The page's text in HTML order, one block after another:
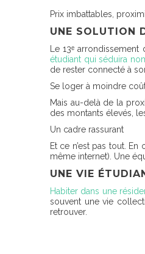
Prix imbattables,
UNE SOLUTION
Le 13ᵉ
étudiant qui séduira
de rester connecté à
Se loger à moindre
Mais au-delà de la
des montants élevés,
Un cadre rassurant
Et ce n’est pas tout.
même internet). Une
UNE VIE
Habiter dans une
souvent une vie
retrouver.